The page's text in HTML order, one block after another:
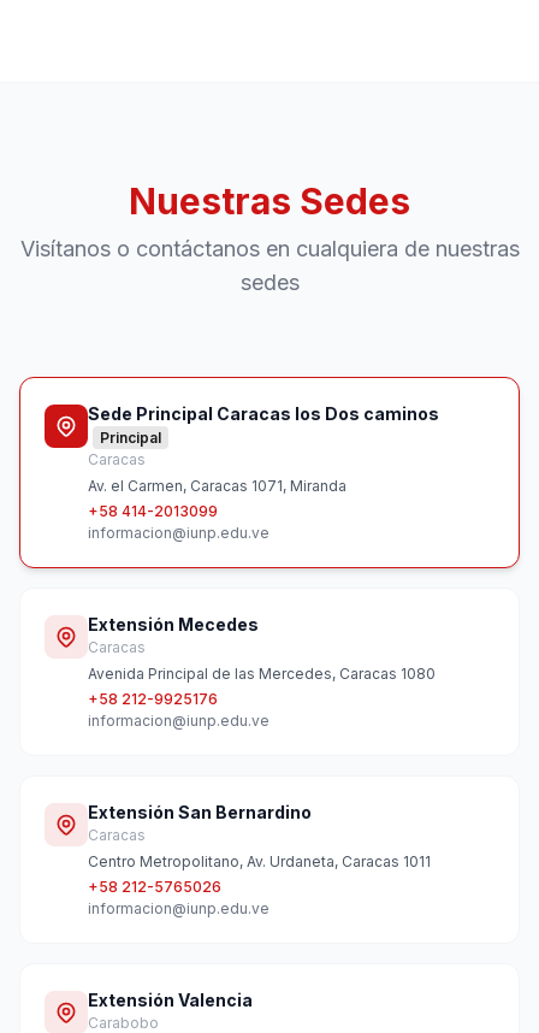
Nuestras Sedes
Visítanos o contáctanos en cualquiera de nuestras
sedes
Sede Principal Caracas los Dos caminos
Principal
Caracas
Av. el Carmen, Caracas 1071, Miranda
+58 414-2013099
informacion@iunp.edu.ve
Extensión Mecedes
Caracas
Avenida Principal de las Mercedes, Caracas 1080
+58 212-9925176
informacion@iunp.edu.ve
Extensión San Bernardino
Caracas
Centro Metropolitano, Av. Urdaneta, Caracas 1011
+58 212-5765026
informacion@iunp.edu.ve
Extensión Valencia
Carabobo